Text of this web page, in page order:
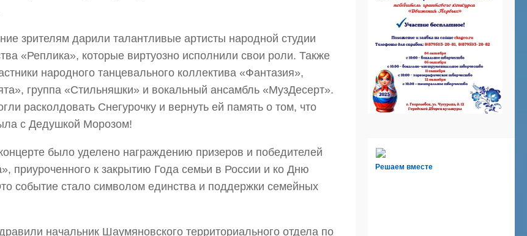
зрителям дарили талантливые артисты народной студии
«Реплика», которые виртуозно исполнили свои роли. Также
народного танцевального коллектива «Фантазия»,
группа «Стильняшки» и вокальный ансамбль «МузДесерт».
расколдовать Снегурочку и вернуть ей память о том, что
с Дедушкой Морозом!
было уделено награждению призеров и победителей
приуроченного к закрытию Года семьи в России и ко Дню
событие стало символом единства и поддержки семейных
начальник Шаумяновского территориального отдела по
Решаем вместе